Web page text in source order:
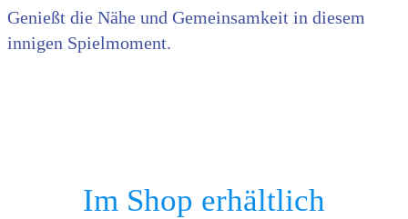
Genießt die Nähe und Gemeinsamkeit in diesem
innigen Spielmoment.
Im Shop erhältlich